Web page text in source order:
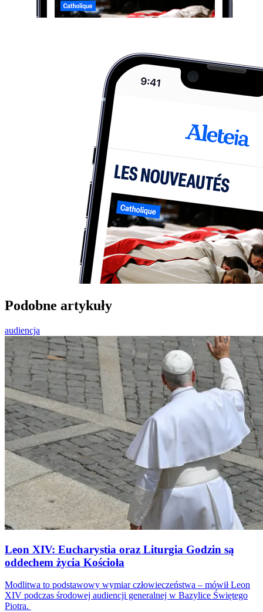
Podobne artykuły
audiencja
Leon XIV: Eucharystia oraz Liturgia Godzin są
oddechem życia Kościoła
Modlitwa to podstawowy wymiar człowieczeństwa – mówił Leon
XIV podczas środowej audiencji generalnej w Bazylice Świętego
Piotra.